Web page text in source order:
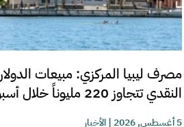
مصرف ليبيا المركزي: مبيعات الدولار
النقدي تتجاوز 220 مليوناً خلال أسبوع
5 أغسطس, 2026 |الأخبار